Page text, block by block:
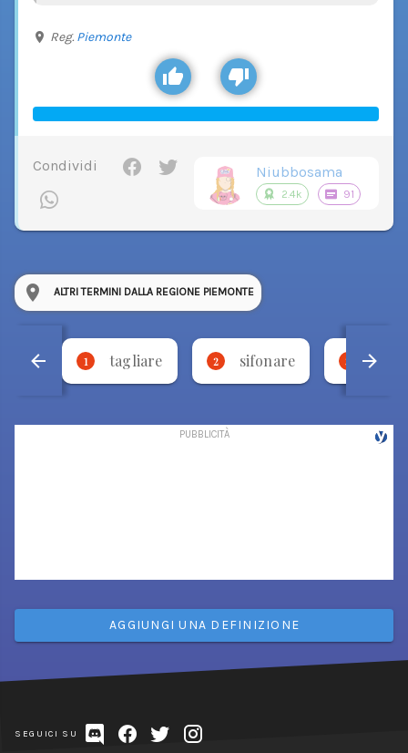
Reg. Piemonte
Condividi Niubbosama
2.4k 91
ALTRI TERMINI DALLA REGIONE PIEMONTE
1 tagliare 2 sifonare 3
AGGIUNGI UNA DEFINIZIONE
SEGUICI SU